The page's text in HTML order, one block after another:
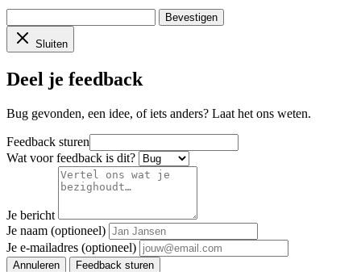
Bevestigen
Sluiten
Deel je feedback
Bug gevonden, een idee, of iets anders? Laat het ons weten.
Feedback sturen
Wat voor feedback is dit?
Je bericht
Je naam (optioneel)
Je e-mailadres (optioneel)
Annuleren Feedback sturen